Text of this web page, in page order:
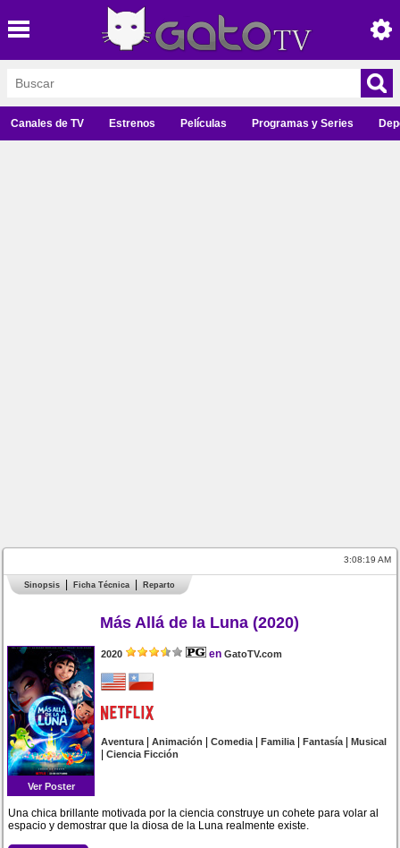
Canales de TV Estrenos Películas Programas y Series
3:08:19 AM
Sinopsis Ficha Técnica Reparto
Más Allá de la Luna (2020)
Ver Poster
2020 en GatoTV.com
Aventura|Animación |Comedia|Familia|Fantasía|Musical
|Ciencia Ficción
Una chica brillante motivada por la ciencia construye un cohete para volar al
espacio y demostrar que la diosa de la Luna realmente existe.